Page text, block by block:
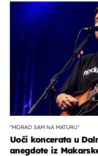
''MORAO SAM NA MATURU''
Uoči koncerata u
anegdote iz